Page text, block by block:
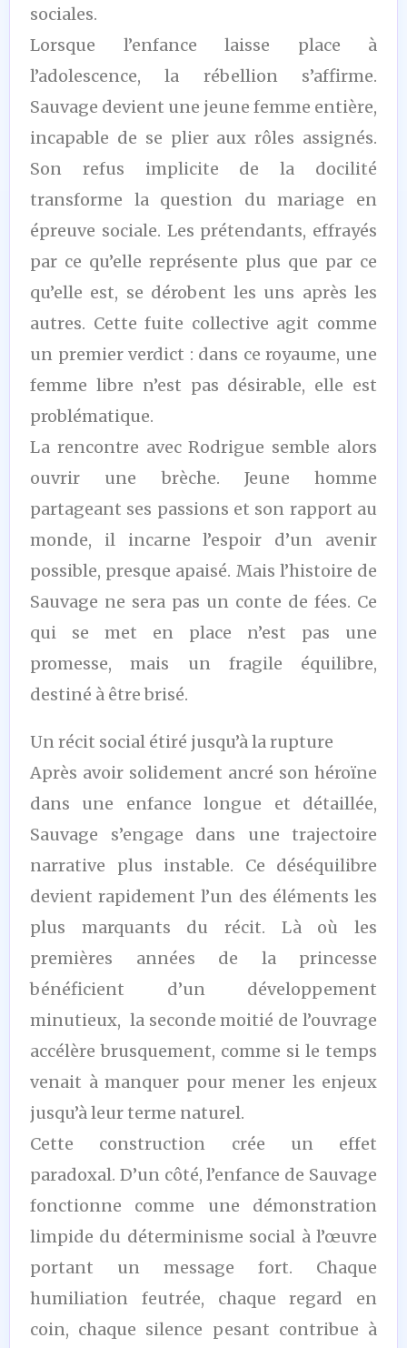
sociales.
Lorsque l’enfance laisse place à
l’adolescence, la rébellion s’affirme.
Sauvage devient une jeune femme entière,
incapable de se plier aux rôles assignés.
Son refus implicite de la docilité
transforme la question du mariage en
épreuve sociale. Les prétendants, effrayés
par ce qu’elle représente plus que par ce
qu’elle est, se dérobent les uns après les
autres. Cette fuite collective agit comme
un premier verdict : dans ce royaume, une
femme libre n’est pas désirable, elle est
problématique.
La rencontre avec Rodrigue semble alors
ouvrir une brèche. Jeune homme
partageant ses passions et son rapport au
monde, il incarne l’espoir d’un avenir
possible, presque apaisé. Mais l’histoire de
Sauvage ne sera pas un conte de fées. Ce
qui se met en place n’est pas une
promesse, mais un fragile équilibre,
destiné à être brisé.
Un récit social étiré jusqu’à la rupture
Après avoir solidement ancré son héroïne
dans une enfance longue et détaillée,
Sauvage s’engage dans une trajectoire
narrative plus instable. Ce déséquilibre
devient rapidement l’un des éléments les
plus marquants du récit. Là où les
premières années de la princesse
bénéficient d’un développement
minutieux, la seconde moitié de l’ouvrage
accélère brusquement, comme si le temps
venait à manquer pour mener les enjeux
jusqu’à leur terme naturel.
Cette construction crée un effet
paradoxal. D’un côté, l’enfance de Sauvage
fonctionne comme une démonstration
limpide du déterminisme social à l’œuvre
portant un message fort. Chaque
humiliation feutrée, chaque regard en
coin, chaque silence pesant contribue à